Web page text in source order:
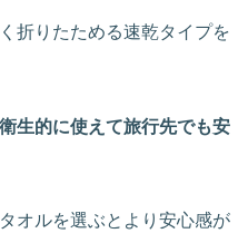
折りたためる速乾タイプを
生的に使えて旅行先でも安
オルを選ぶとより安心感が